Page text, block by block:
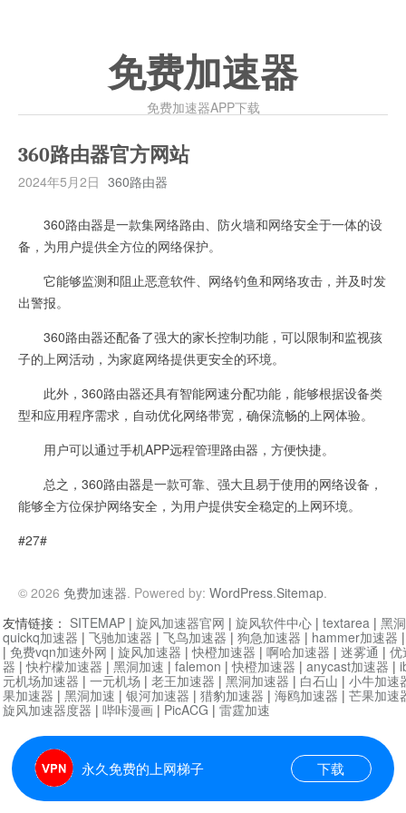
免费加速器
免费加速器APP下载
360路由器官方网站
2024年5月2日 360路由器
360路由器是一款集网络路由、防火墙和网络安全于一体的设
备，为用户提供全方位的网络保护。
它能够监测和阻止恶意软件、网络钓鱼和网络攻击，并及时发
出警报。
360路由器还配备了强大的家长控制功能，可以限制和监视孩
子的上网活动，为家庭网络提供更安全的环境。
此外，360路由器还具有智能网速分配功能，能够根据设备类
型和应用程序需求，自动优化网络带宽，确保流畅的上网体验。
用户可以通过手机APP远程管理路由器，方便快捷。
总之，360路由器是一款可靠、强大且易于使用的网络设备，
能够全方位保护网络安全，为用户提供安全稳定的上网环境。
#27#
© 2026 免费加速器. Powered by: WordPress.Sitemap.
永久免费的上网梯子 下载
友情链接： SITEMAP | 旋风加速器官网 | 旋风软件中心 | textarea | 黑
quickq加速器 | 飞驰加速器 | 飞鸟加速器 | 狗急加速器 | hammer加速器
| 免费vqn加速外网 | 旋风加速器 |快橙加速器 | 啊哈加速器 | 迷雾通 | 优
器 |快柠檬加速器 | 黑洞加速 | falemon |快橙加速器 | anycast加速器 |
元机场加速器 | 一元机场 | 老王加速器 | 黑洞加速器 | 白石山 | 小牛加速
果加速器 | 黑洞加速 | 银河加速器 | 猎豹加速器 | 海鸥加速器 | 芒果加速
旋风加速器度器 | 哔咔漫画 | PicACG | 雷霆加速